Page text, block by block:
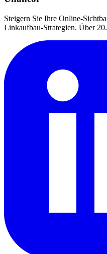
Steigern Sie Ihre Online-
Linkaufbau-Strategien. Über